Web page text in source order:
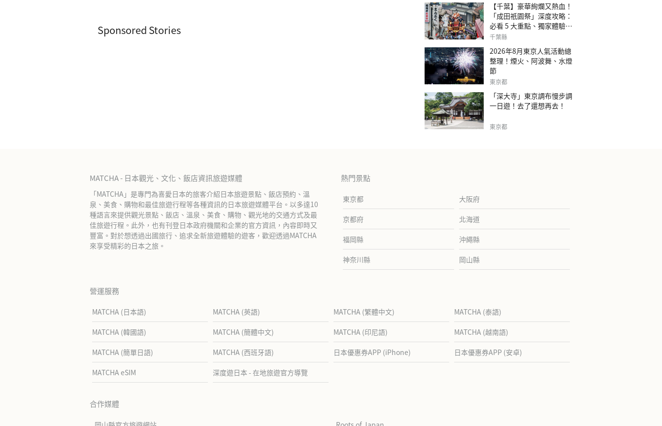
Sponsored Stories
【千葉】豪華絢爛又熱血！
「成田祇園祭」深度攻略：
必看 5 大重點、獨家體驗指
南
千葉縣
2026年8月東京人氣活動總
整理！煙火、阿波舞、水燈
節
東京都
「深大寺」東京調布慢步調
一日遊！去了還想再去！
東京都
MATCHA - 日本觀光、文化、飯店資訊旅遊媒體
「MATCHA」是專門為喜愛日本的旅客介紹日本旅遊景點、飯店預約、溫
泉、美食、購物和最佳旅遊行程等各種資訊的日本旅遊媒體平台。以多達10
種語言來提供觀光景點、飯店、溫泉、美食、購物、觀光地的交通方式及最
佳旅遊行程。此外，也有刊登日本政府機關和企業的官方資訊，內容即時又
豐富。對於想透過出國旅行、追求全新旅遊體驗的遊客，歡迎透過MATCHA
來享受精彩的日本之旅。
熱門景點
東京都 大阪府
京都府 北海道
福岡縣 沖繩縣
神奈川縣 岡山縣
營運服務
MATCHA (日本語) MATCHA (英語) MATCHA (繁體中文) MATCHA (泰語)
MATCHA (韓國語) MATCHA (簡體中文) MATCHA (印尼語) MATCHA (越南語)
MATCHA (簡單日語) MATCHA (西班牙語) 日本優惠券APP (iPhone) 日本優惠券APP (安卓)
MATCHA eSIM 深度遊日本 - 在地旅遊官方導覽
合作媒體